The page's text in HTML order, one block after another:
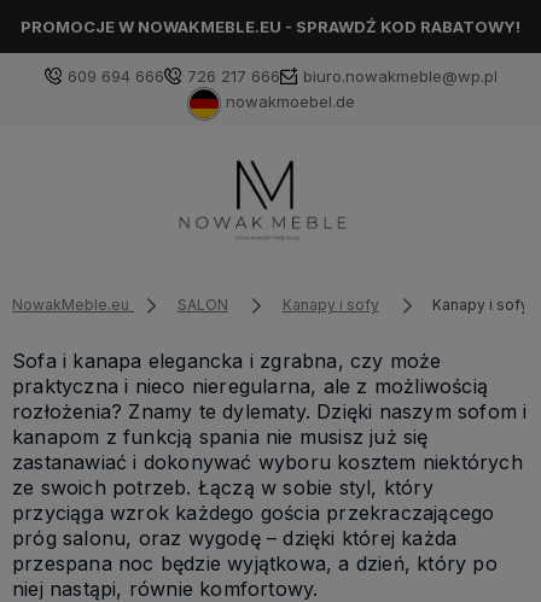
PROMOCJE W NOWAKMEBLE.EU - SPRAWDŹ KOD RABATOWY!
609 694 666 726 217 666
biuro.nowakmeble@wp.pl
nowakmoebel.de
NowakMeble.eu SALON Kanapy i sofy Kanapy i sofy
Sofa i kanapa elegancka i zgrabna, czy może
praktyczna i nieco nieregularna, ale z możliwością
rozłożenia? Znamy te dylematy. Dzięki naszym sofom i
kanapom z funkcją spania nie musisz już się
zastanawiać i dokonywać wyboru kosztem niektórych
ze swoich potrzeb. Łączą w sobie styl, który
przyciąga wzrok każdego gościa przekraczającego
próg salonu, oraz wygodę – dzięki której każda
przespana noc będzie wyjątkowa, a dzień, który po
niej nastąpi, równie komfortowy.